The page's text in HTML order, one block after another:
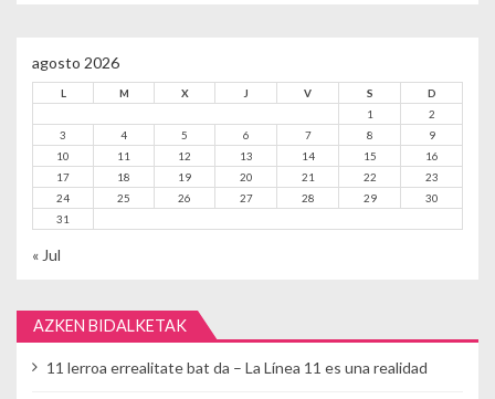
agosto 2026
L M X J V S
D
1
2
3
4 5 6 7 8
9
10
11 12 13 14 15
16
17
18 19 20 21 22
23
24
25 26 27 28 29
30
31
« Jul
AZKEN BIDALKETAK
11 lerroa errealitate bat da – La Línea 11 es una realidad